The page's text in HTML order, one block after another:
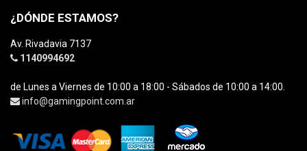
¿DÓNDE ESTAMOS?
Av. Rivadavia 7137
1140994692
de Lunes a Viernes de 10:00 a 18:00 - Sábados de 10:00 a 14:00.
info@gamingpoint.com.ar